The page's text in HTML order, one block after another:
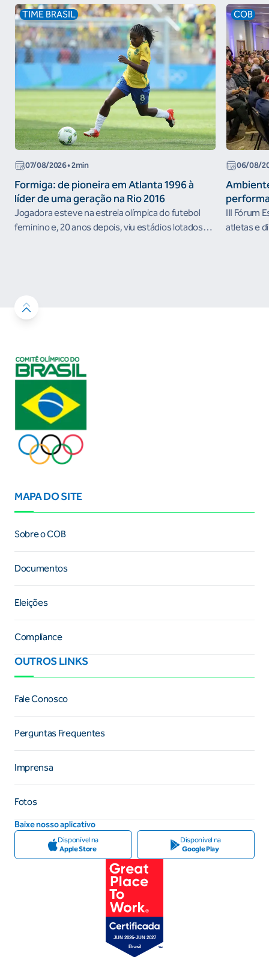
TIME BRASIL
07/08/2026• 2min
Formiga: de pioneira em Atlanta 1996 à
líder de uma geração na Rio 2016
Jogadora esteve na estreia olímpica do futebol
feminino e, 20 anos depois, viu estádios lotados
COB
06/08/
III Fórum
atletas e
MAPA DO SITE
Sobre o COB
Documentos
Eleições
Compliance
OUTROS LINKS
Fale Conosco
Perguntas Frequentes
Imprensa
Fotos
Baixe nosso aplicativo
Disponível na
Apple Store
Disponível na
Google Play